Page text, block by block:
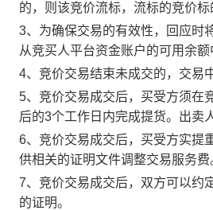
的，则该竞价流标，流标的竞价
3、为确保交易的有效性，回应时
从竞买人平台资金账户的可用余
4、竞价交易结束未成交的，交易
5、竞价交易成交后，买受方须在
后的3个工作日内完成提货。出卖
6、竞价交易成交后，买受方实提
供相关的证明文件调整交易服务费
7、竞价交易成交后，双方可以约
的证明。